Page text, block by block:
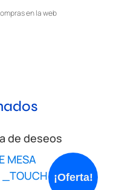
en la web
de deseos
¡Oferta!